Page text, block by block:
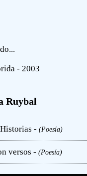
- 2003
Ruybal
- (Poesía)
versos - (Poesía)